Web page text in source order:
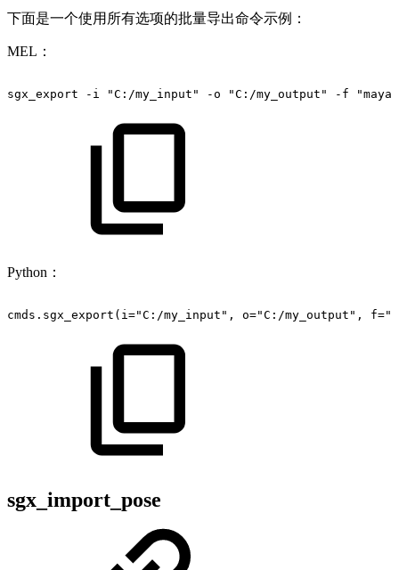
下面是一个使用所有选项的批量导出命令示例：
MEL：
sgx_export -i "C:/my_input" -o "C:/my_output" -f
Python：
cmds.sgx_export(i="C:/my_input", o="C:/my_output",
sgx_import_pose